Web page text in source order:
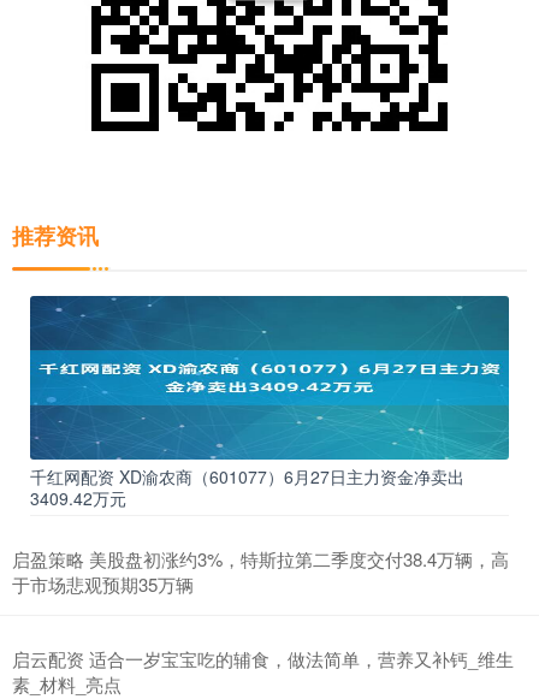
推荐资讯
千红网配资 XD渝农商（601077）6月27日主力资金净卖出
3409.42万元
启盈策略 美股盘初涨约3%，特斯拉第二季度交付38.4万辆，高
于市场悲观预期35万辆
启云配资 适合一岁宝宝吃的辅食，做法简单，营养又补钙_维生
素_材料_亮点